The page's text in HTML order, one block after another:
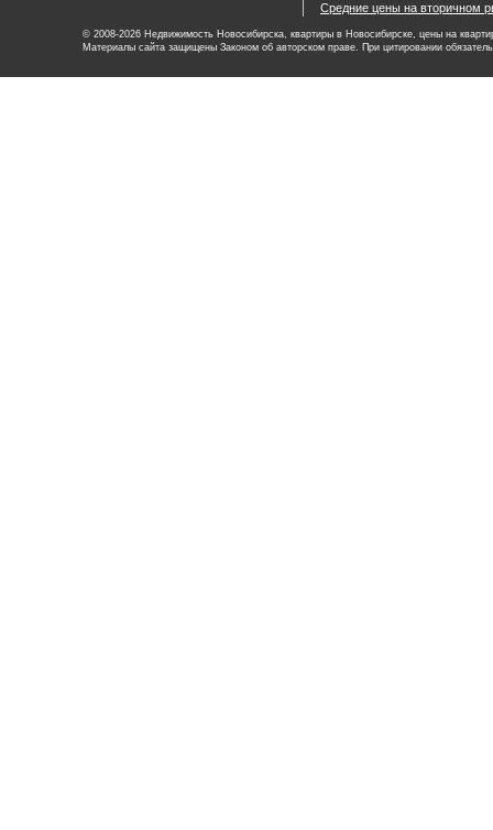
Средние цены на вторичном
© 2008-2026 Недвижимость Новосибирска, квартиры в Новосибирске, цены на
Материалы сайта защищены Законом об авторском праве. При цитировании